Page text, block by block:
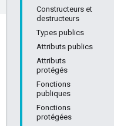
Constructeurs et
destructeurs
Types publics
Attributs publics
Attributs
protégés
Fonctions
publiques
Fonctions
protégées